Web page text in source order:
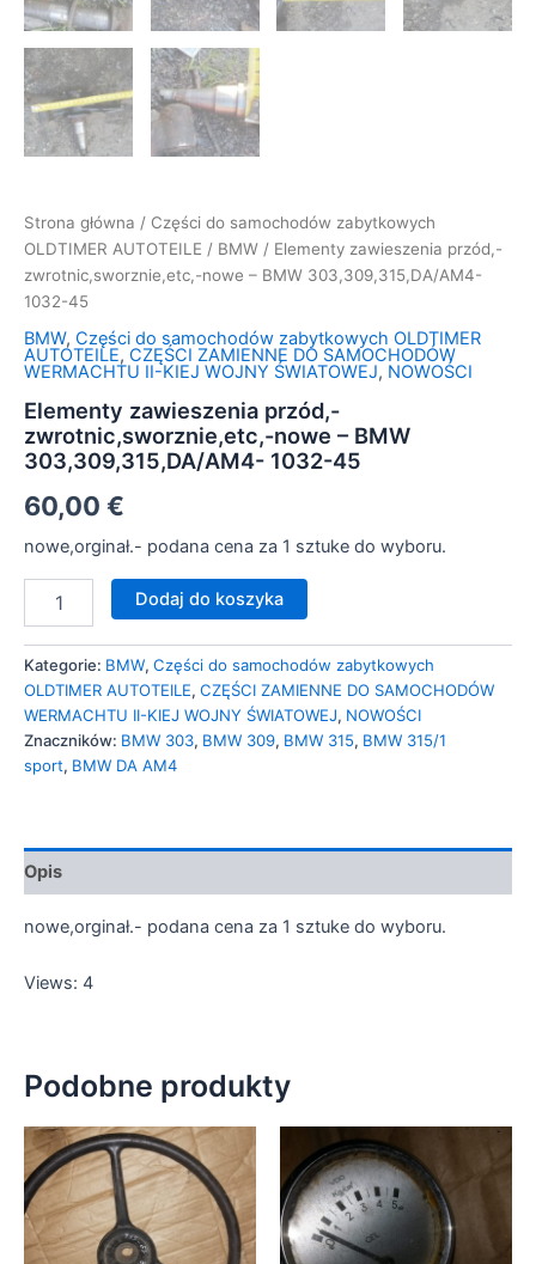
Strona główna / Części do samochodów zabytkowych
OLDTIMER AUTOTEILE / BMW / Elementy zawieszenia przód,-
zwrotnic,sworznie,etc,-nowe – BMW 303,309,315,DA/AM4-
1032-45
BMW, Części do samochodów zabytkowych OLDTIMER
AUTOTEILE, CZĘŚCI ZAMIENNE DO SAMOCHODÓW
WERMACHTU II-KIEJ WOJNY ŚWIATOWEJ, NOWOŚCI
Elementy zawieszenia przód,-
zwrotnic,sworznie,etc,-nowe – BMW
303,309,315,DA/AM4- 1032-45
60,00 €
nowe,orginał.- podana cena za 1 sztuke do wyboru.
Dodaj do koszyka
Kategorie: BMW, Części do samochodów zabytkowych
OLDTIMER AUTOTEILE, CZĘŚCI ZAMIENNE DO SAMOCHODÓW
WERMACHTU II-KIEJ WOJNY ŚWIATOWEJ, NOWOŚCI
Znaczników: BMW 303, BMW 309, BMW 315, BMW 315/1
sport, BMW DA AM4
Opis
nowe,orginał.- podana cena za 1 sztuke do wyboru.
Views: 4
Podobne produkty